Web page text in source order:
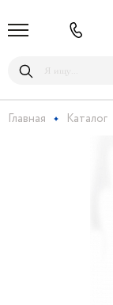
Главная Каталог